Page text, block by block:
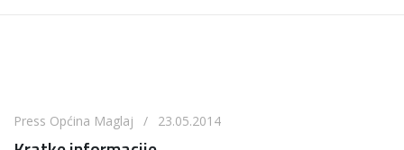
Press Općina Maglaj / 23.05.2014